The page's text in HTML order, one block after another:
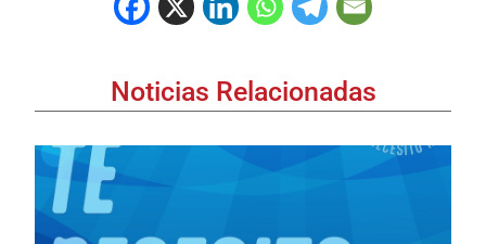
Noticias Relacionadas